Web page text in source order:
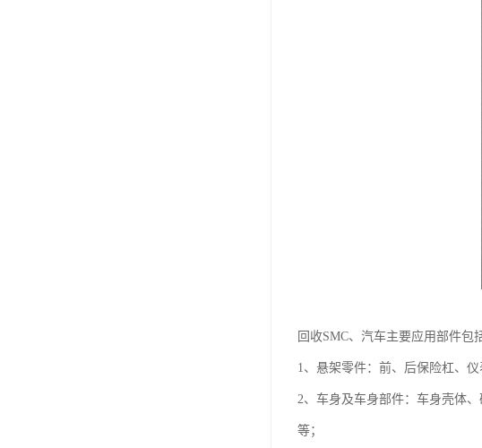
回收SMC、汽车主要应用部件包
1、悬架零件：前、后保险杠
2、车身及车身部件：车身壳体
等；